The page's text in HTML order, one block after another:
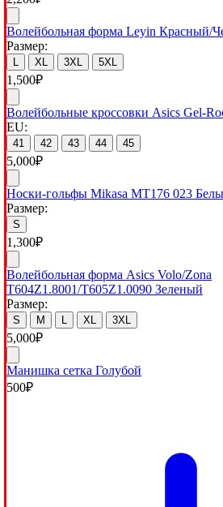
Волейбольная форма Leyin Красный/
Размер:
XL 3XL 5XL
1,500₽
Волейбольные кроссовки Asics Gel-
EU:
41 42 43 44 45
5,000₽
Носки-гольфы Mikasa MT176 023
Размер:
S
1,300₽
Волейбольная форма Asics Volo/Zona
T604Z1.8001/T605Z1.0090 Зеленый
Размер:
S M XL 3XL
5,000₽
Манишка сетка Голубой
500₽